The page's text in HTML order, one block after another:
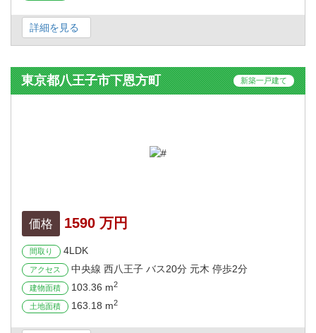
詳細を見る
東京都八王子市下恩方町 新築一戸建て
価格 1590 万円
間取り 4LDK
アクセス 中央線 西八王子 バス20分 元木 停歩2分
建物面積 103.36 m2
土地面積 163.18 m2